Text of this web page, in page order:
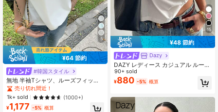
5
¥64 節約
#韓国スタイル
無地 半袖Tシャツ、ルーズフィット
オフショルダー 軽量 通気性 カジュ
アル ホワイト 夏用
売り切れ間近！
1k+ sold
(1000+)
¥1,177 -5% 概算
15
¥48 節約
Dazy
DAZY レディース カジュアル ルーズ
フィット ラウンドネック ベーシック
半袖トップス、秋/冬 夏
90+ sold
¥880 -5% 概算